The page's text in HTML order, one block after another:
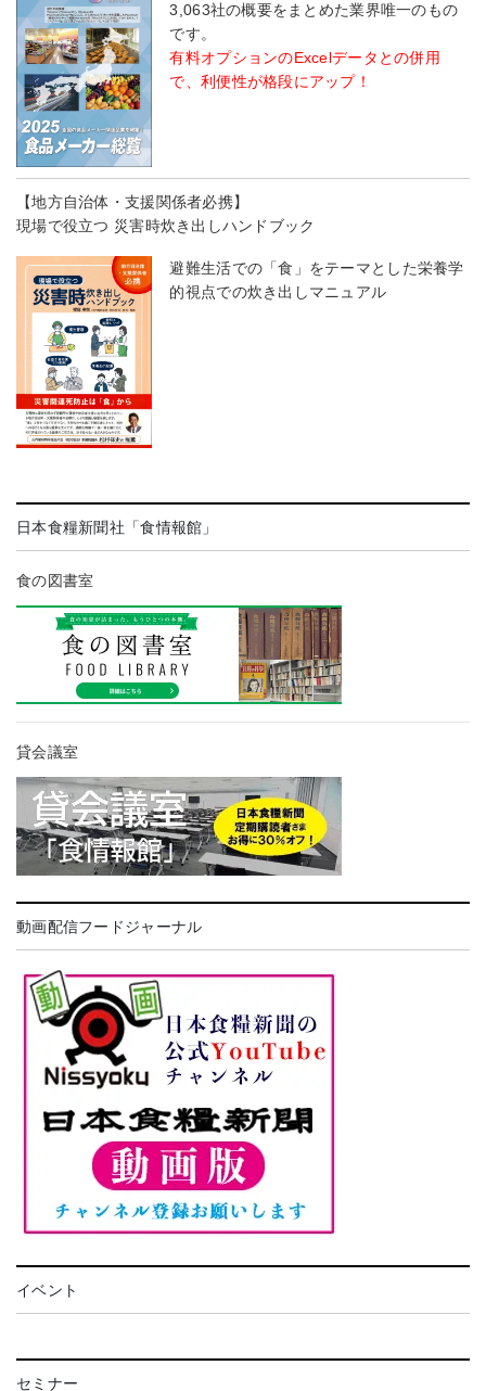
3,063社の概要をまとめた業界唯一のもの
です。
有料オプションのExcelデータとの併用
で、利便性が格段にアップ！
【地方自治体・支援関係者必携】
現場で役立つ 災害時炊き出しハンドブック
避難生活での「食」をテーマとした栄養学
的視点での炊き出しマニュアル
日本食糧新聞社「食情報館」
食の図書室
貸会議室
動画配信フードジャーナル
イベント
セミナー